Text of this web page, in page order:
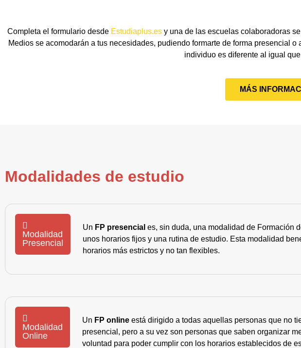
Completa el formulario desde Estudiaplus.es y una de las escuelas colaboradoras
Medios se acomodarán a tus necesidades, pudiendo formarte de forma presencial
individuo es diferente al igual
MÁS
Modalidades de estudio
Modalidad
Presencial
Un FP presencial es, sin duda, una modalidad de Formación
unos horarios fijos y una rutina de estudio. Esta modalidad
horarios más estrictos y no tan flexibles.
Modalidad
Online
Un FP online está dirigido a todas aquellas personas que no
presencial, pero a su vez son personas que saben organizar
voluntad para poder cumplir con los horarios establecidos de